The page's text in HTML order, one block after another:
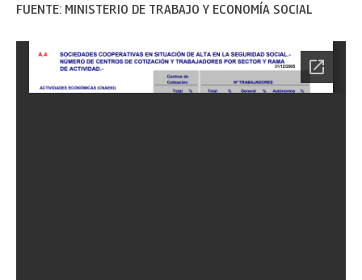
FUENTE: MINISTERIO DE TRABAJO Y ECONOMÍA SOCIAL